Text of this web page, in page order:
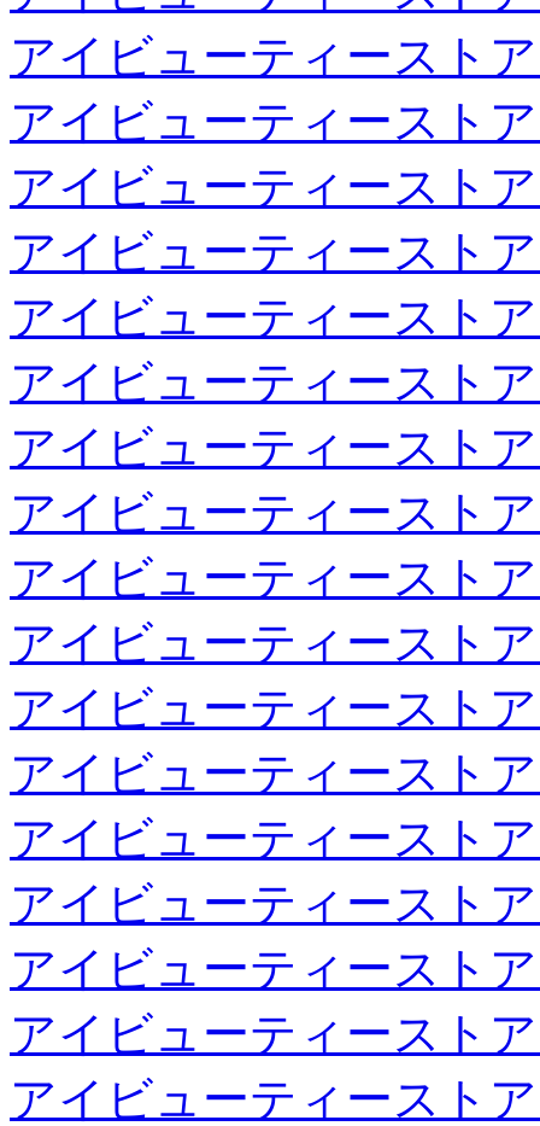
アイビューティースト
アイビューティースト
アイビューティースト
アイビューティースト
アイビューティースト
アイビューティースト
アイビューティースト
アイビューティースト
アイビューティースト
アイビューティースト
アイビューティースト
アイビューティースト
アイビューティースト
アイビューティースト
アイビューティースト
アイビューティースト
アイビューティースト